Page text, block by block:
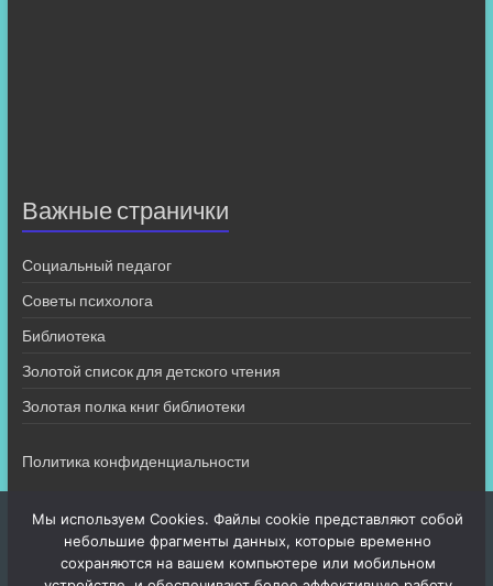
Важные странички
Социальный педагог
Советы психолога
Библиотека
Золотой список для детского чтения
Золотая полка книг библиотеки
Политика конфиденциальности
Мы используем Cookies. Файлы cookie представляют собой
небольшие фрагменты данных, которые временно
сохраняются на вашем компьютере или мобильном